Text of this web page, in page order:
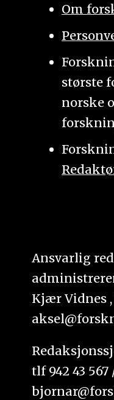
Om
største
norske
Ansvarlig
Kjær Vidnes ,
tlf 942 43 567